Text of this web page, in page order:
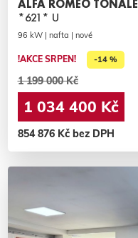
ALFA ROMEO TONALE
*621* U
96 kW | nafta | nové
!AKCE SRPEN! -14 %
1 199 000 Kč
1 034 400 Kč
854 876 Kč bez DPH